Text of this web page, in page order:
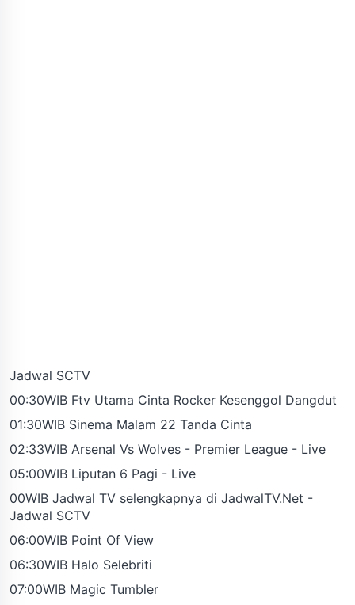
Jadwal SCTV
00:30WIB Ftv Utama Cinta Rocker Kesenggol Dangdut
01:30WIB Sinema Malam 22 Tanda Cinta
02:33WIB Arsenal Vs Wolves - Premier League - Live
05:00WIB Liputan 6 Pagi - Live
00WIB Jadwal TV selengkapnya di JadwalTV.Net -
Jadwal SCTV
06:00WIB Point Of View
06:30WIB Halo Selebriti
07:00WIB Magic Tumbler